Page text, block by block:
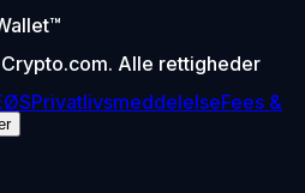
Alle rettigheder
PrivatlivsmeddelelseFees &